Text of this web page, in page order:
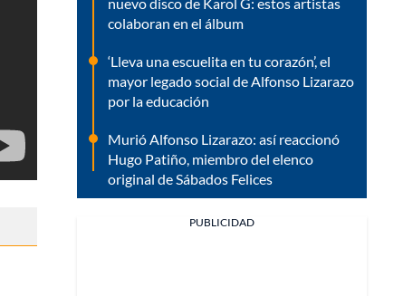
colaboran en el álbum
‘Lleva una escuelita en tu corazón’, el
mayor legado social de Alfonso Lizarazo
por la educación
Murió Alfonso Lizarazo: así reaccionó
Hugo Patiño, miembro del elenco
original de Sábados Felices
PUBLICIDAD